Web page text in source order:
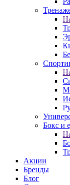
Бокс и
Акции
Бренды
Блог